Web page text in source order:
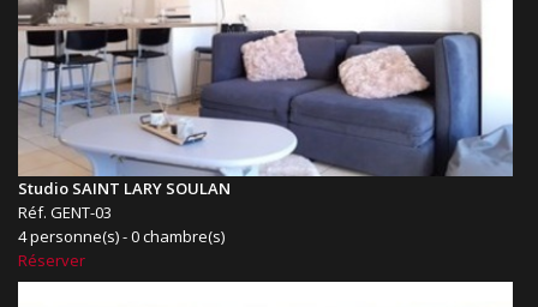
Studio SAINT LARY SOULAN
Réf. GENT-03
4 personne(s) - 0 chambre(s)
Réserver